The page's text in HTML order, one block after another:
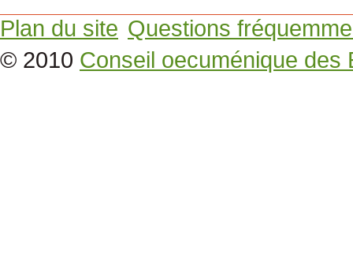
Plan du site Questions
© 2010 Conseil oecuménique des